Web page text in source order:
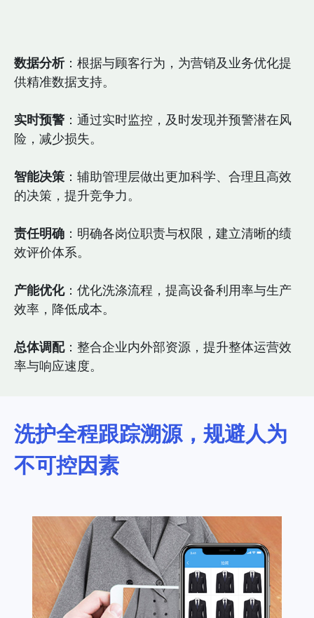
数据分析：根据与顾客行为，为营销及业务优化提
供精准数据支持。
实时预警 ：通过实时监控，及时发现并预警潜在风
险，减少损失。
智能决策 ：辅助管理层做出更加科学、合理且高效
的决策，提升竞争力。
责任明确 ：明确各岗位职责与权限，建立清晰的绩
效评价体系。
产能优化：优化洗涤流程，提高设备利用率与生产
效率，降低成本。
总体调配：整合企业内外部资源，提升整体运营效
率与响应速度。
洗护全程跟踪溯源，规避人为
不可控因素